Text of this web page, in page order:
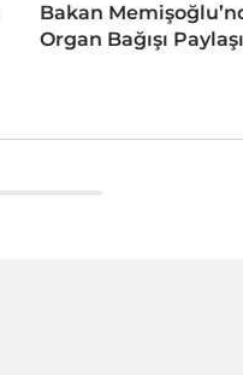
Bakan
Organ Bağışı